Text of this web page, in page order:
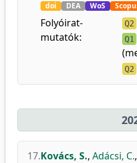
doi DEA WoS
Folyóirat-
mutatók:
Q2
Q1
Q2
17.Kovács, S., Adácsi, C.,